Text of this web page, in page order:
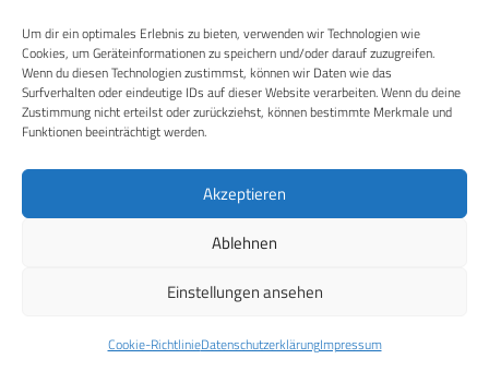
Um dir ein optimales Erlebnis zu bieten, verwenden wir Technologien wie
Cookies, um Geräteinformationen zu speichern und/oder darauf zuzugreifen.
Wenn du diesen Technologien zustimmst, können wir Daten wie das
Surfverhalten oder eindeutige IDs auf dieser Website verarbeiten. Wenn du deine
Zustimmung nicht erteilst oder zurückziehst, können bestimmte Merkmale und
Funktionen beeinträchtigt werden.
Akzeptieren
Ablehnen
Einstellungen ansehen
Cookie-RichtlinieDatenschutzerklärungImpressum
RECHTLICHES
Datenschutzerklärung
Cookie-Richtlinie (EU)
© 2026 CPM GmbH – Alle Rechte vorbehalten